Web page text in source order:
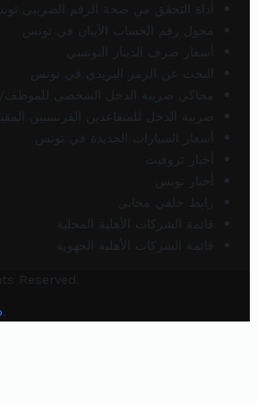
أداة التحقق من صحة الرقم الضريبي
محول رقم الحساب الآيبان في تونس
أسعار صرف الدينار التونسي
البحث عن الرمز البريدي في تونس
محاكي ضريبة الدخل الشخصي للموظف/
ضريبة الدخل للمتقاعدين الفرنسيين
أسعار السيارات الجديدة في تونس
أخبار تروفيت
أخبار تونس
رابط خلفي مجاني
قائمة الشركات الأهلية المحلية
قائمة الشركات الأهلية الجهوية
Reserved.